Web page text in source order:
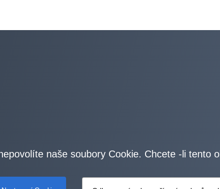
naše soubory Cookie. Chcete -li tento